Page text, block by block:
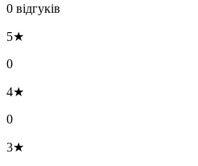
0 відгуків
5★
0
4★
0
3★